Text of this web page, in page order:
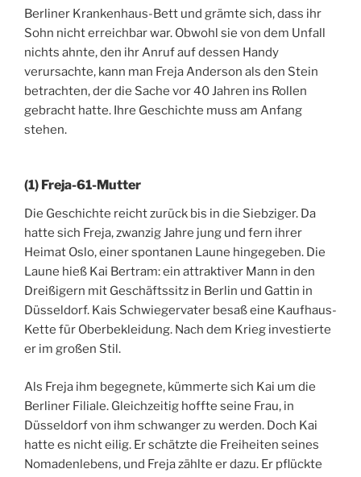
Berliner Krankenhaus-Bett und grämte sich, dass ihr
Sohn nicht erreichbar war. Obwohl sie von dem Unfall
nichts ahnte, den ihr Anruf auf dessen Handy
verursachte, kann man Freja Anderson als den Stein
betrachten, der die Sache vor 40 Jahren ins Rollen
gebracht hatte. Ihre Geschichte muss am Anfang
stehen.
(1) Freja-61-Mutter
Die Geschichte reicht zurück bis in die Siebziger. Da
hatte sich Freja, zwanzig Jahre jung und fern ihrer
Heimat Oslo, einer spontanen Laune hingegeben. Die
Laune hieß Kai Bertram: ein attraktiver Mann in den
Dreißigern mit Geschäftssitz in Berlin und Gattin in
Düsseldorf. Kais Schwiegervater besaß eine Kaufhaus-
Kette für Oberbekleidung. Nach dem Krieg investierte
er im großen Stil.
Als Freja ihm begegnete, kümmerte sich Kai um die
Berliner Filiale. Gleichzeitig hoffte seine Frau, in
Düsseldorf von ihm schwanger zu werden. Doch Kai
hatte es nicht eilig. Er schätzte die Freiheiten seines
Nomadenlebens, und Freja zählte er dazu. Er pflückte